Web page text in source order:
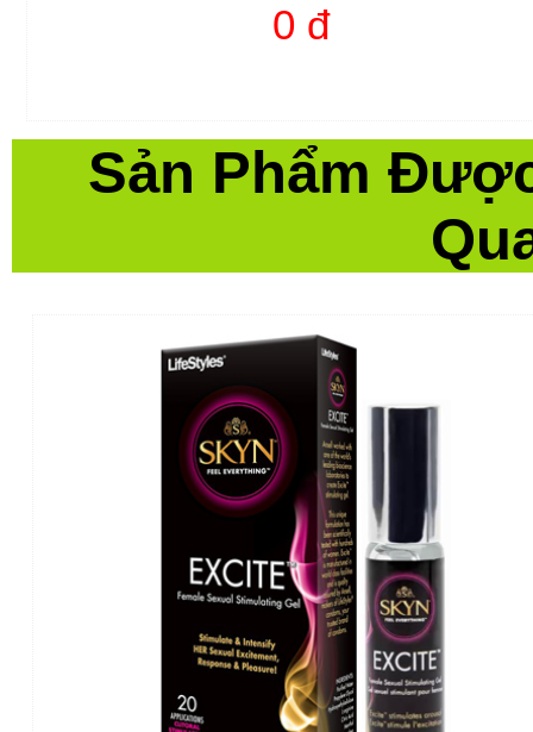
0 đ
Sản Phẩm